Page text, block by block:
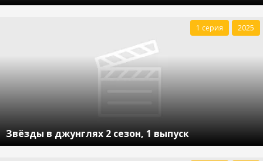
Звёзды в джунглях 2 сезон, 1 выпуск
1 серия 2025